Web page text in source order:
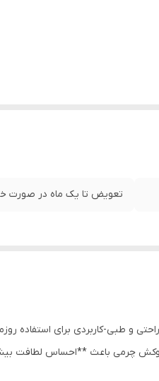
تعویض تا یک ماه در صورت
و طبی-کاربردی برای
چرمی باعث **احساس لطافت